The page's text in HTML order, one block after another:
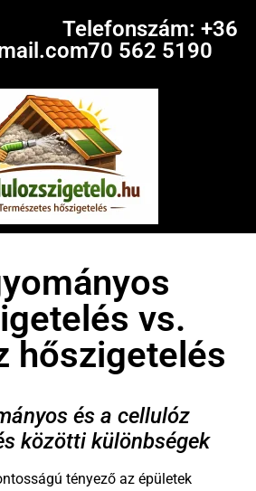
Telefonszám: +36
70 562 5190
vs.
hőszigetelés
és a cellulóz
közötti különbségek
tényező az épületek